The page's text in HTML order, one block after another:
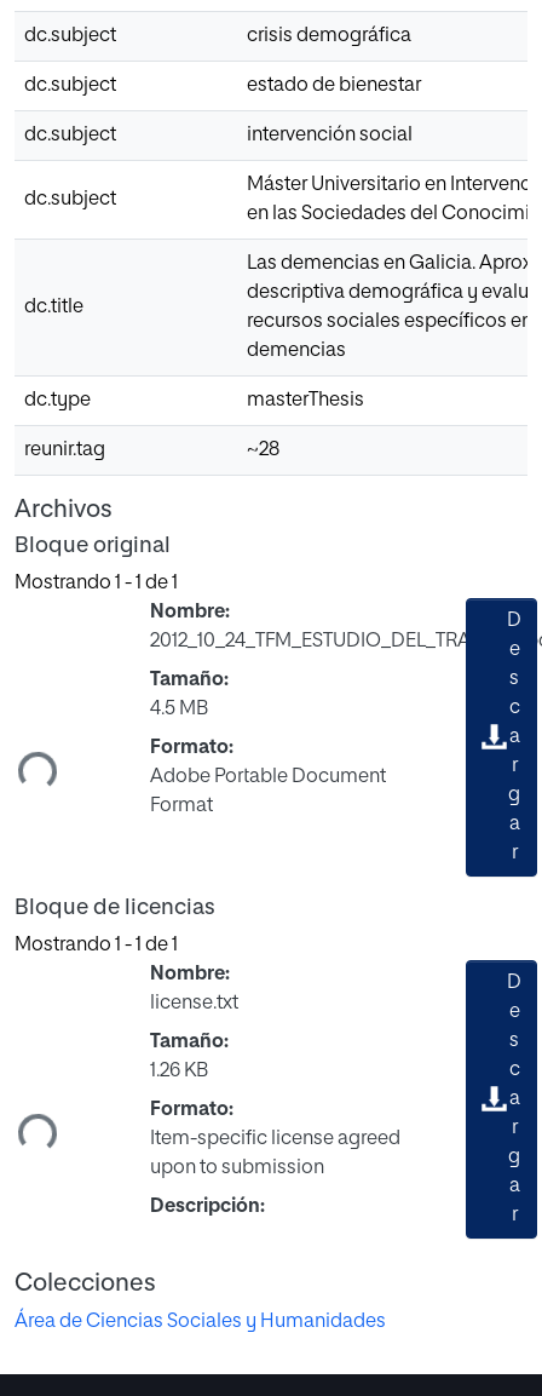
dc.subject crisis demográfica
dc.subject estado de bienestar
dc.subject intervención social
dc.subject
Máster Universitario en
en las Sociedades del
dc.title
Las demencias en Galicia.
descriptiva demográfica y
recursos sociales específicos en
demencias
dc.type masterThesis
reunir.tag ~28
Archivos
Bloque original
Mostrando 1 - 1 de 1
Nombre:
Tamaño:
4.5 MB
Formato:
Adobe Portable Document
Format
D
e
s
c
a
r
g
a
r
Bloque de licencias
Mostrando 1 - 1 de 1
Nombre:
license.txt
Tamaño:
1.26 KB
Formato:
Item-specific license agreed
upon to submission
Descripción:
D
e
s
c
a
r
g
a
r
Colecciones
Área de Ciencias Sociales y Humanidades